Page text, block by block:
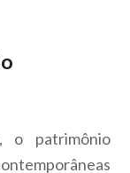
o patrimônio